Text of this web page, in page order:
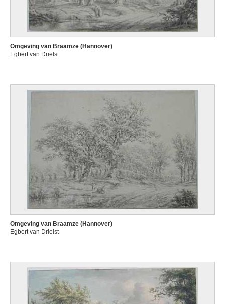
Omgeving van Braamze (Hannover)
Egbert van Drielst
Omgeving van Braamze (Hannover)
Egbert van Drielst